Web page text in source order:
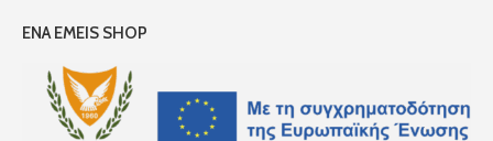
ENA EMEIS SHOP